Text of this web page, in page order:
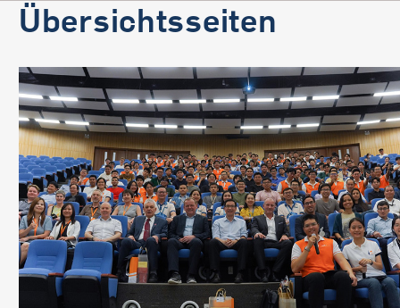
Übersichtsseiten